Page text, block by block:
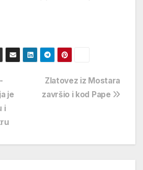
Zlatovez iz Mostara
završio i kod Pape
je
i